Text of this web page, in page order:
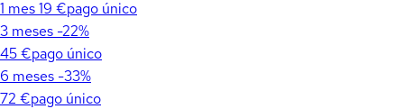
1 mes19 €pago único
3 meses -22%
45 €pago único
6 meses -33%
72 €pago único